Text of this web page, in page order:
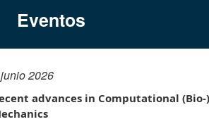
Eventos
2026
advances in Computational (Bio-)